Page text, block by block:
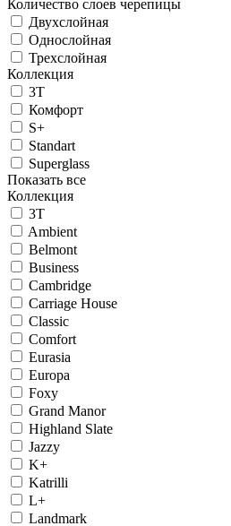
Количество слоев черепицы
Двухслойная
Однослойная
Трехслойная
Коллекция
3T
Комфорт
S+
Standart
Superglass
Показать все
Коллекция
3T
Ambient
Belmont
Business
Cambridge
Carriage House
Classic
Comfort
Eurasia
Europa
Foxy
Grand Manor
Highland Slate
Jazzy
K+
Katrilli
L+
Landmark